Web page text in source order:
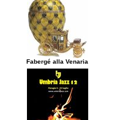
Fabergé alla Venaria